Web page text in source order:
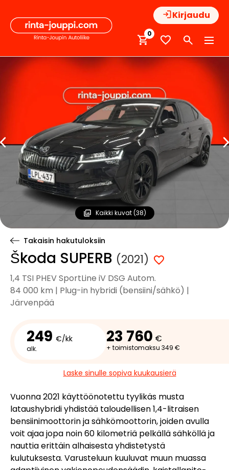
sisältöön
Kirjaudu
0
Kaikki kuvat (38)
Takaisin hakutuloksiin
Škoda SUPERB (2021)
1,4 TSI PHEV SportLine iV DSG Autom.
84 000 km | Plug-in hybridi (bensiini/sähkö) |
Järvenpää
249 €/kk
alk.
23 760 €
+ toimistomaksu 349 €
Laske sinulle sopiva kuukausierä
Vuonna 2021 käyttöönotettu tyylikäs musta
lataushybridi yhdistää taloudellisen 1,4-litraisen
bensiinimoottorin ja sähkömoottorin, joiden avulla
voit ajaa jopa noin 60 kilometriä pelkällä sähköllä ja
nauttia erittäin alhaisesta yhdistetystä
kulutuksesta. Varusteluun kuuluvat muun muassa